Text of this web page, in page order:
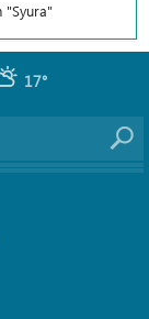
"Syura"
17°